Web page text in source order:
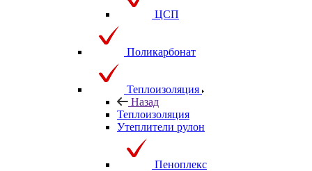
ЦСП
Поликарбонат
Теплоизоляция
Назад
Теплоизоляция
Утеплители рулон
Пеноплекс